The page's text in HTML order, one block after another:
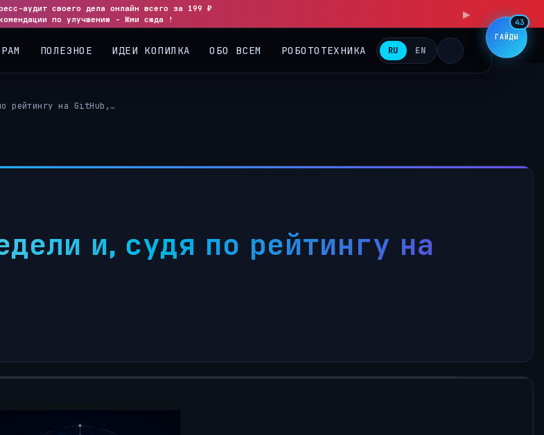
аудит своего дела онлайн всего за 199 ₽
по улучшению - Жми сюда !
▶
RU EN
рейтингу на GitHub,…
и, судя по рейтингу на
ГАЙДЫ
43